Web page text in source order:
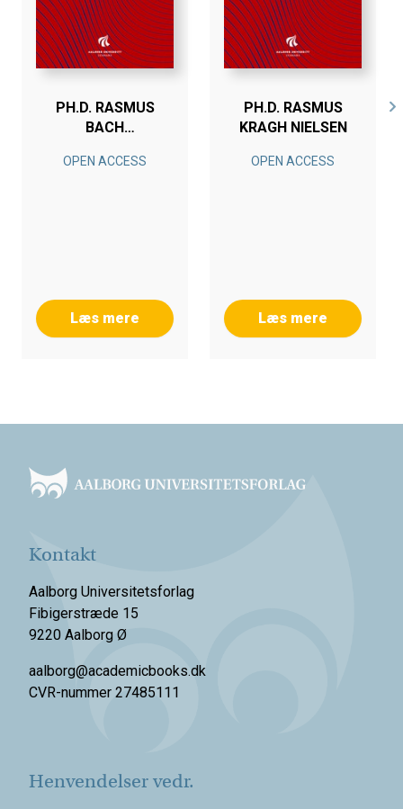
PH.D. RASMUS
BACH
OPEN ACCESS
Læs mere
PH.D. RASMUS
KRAGH NIELSEN
OPEN ACCESS
Læs mere
Kontakt
Aalborg Universitetsforlag
Fibigerstræde 15
9220 Aalborg Ø
aalborg@academicbooks.dk
CVR-nummer 27485111
Henvendelser vedr.